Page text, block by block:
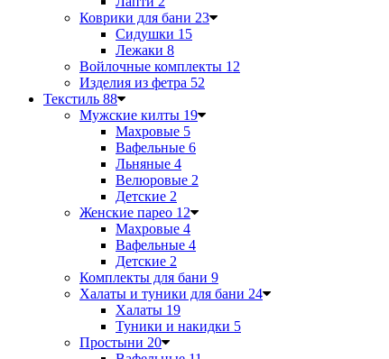
Коврики для бани 23
Сидушки 15
Лежаки 8
Войлочные комплекты 12
Изделия из фетра 52
Текстиль 88
Мужские килты 19
Махровые 5
Вафельные 6
Льняные 4
Велюровые 2
Детские 2
Женские парео 12
Махровые 4
Вафельные 4
Детские 2
Комплекты для бани 9
Халаты и туники для бани 24
Халаты 19
Туники и накидки 5
Простыни 20